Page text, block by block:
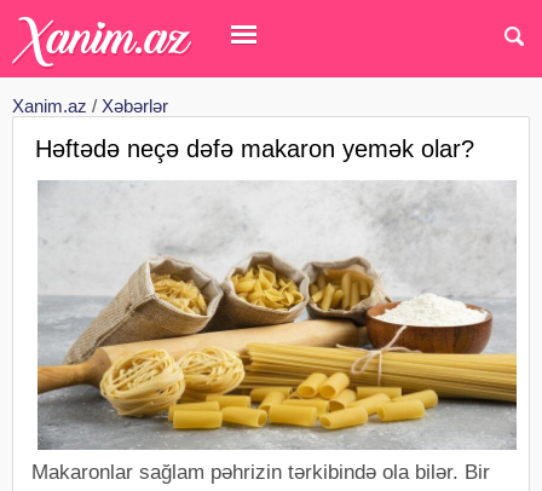
Xanim.az / Xəbərlər
Həftədə neçə dəfə makaron yemək olar?
Makaronlar sağlam pəhrizin tərkibində ola bilər. Bir